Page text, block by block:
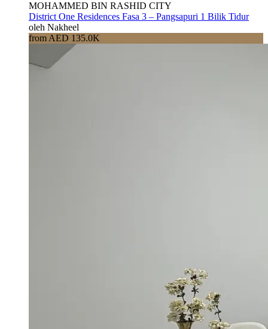
MOHAMMED BIN RASHID CITY
District One Residences Fasa 3 – Pangsapuri 1 Bilik Tidur
oleh Nakheel
from AED 135.0K